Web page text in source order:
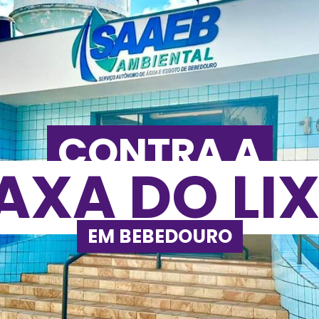
CONTRA A
DO
EM BEBEDOURO